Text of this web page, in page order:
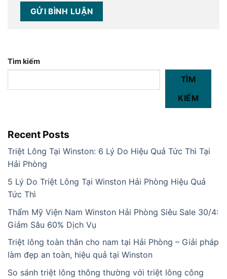
Tìm kiếm
TÌM
KIẾM
Recent Posts
Triệt Lông Tại Winston: 6 Lý Do Hiệu Quả Tức Thì Tại
Hải Phòng
5 Lý Do Triệt Lông Tại Winston Hải Phòng Hiệu Quả
Tức Thì
Thẩm Mỹ Viện Nam Winston Hải Phòng Siêu Sale 30/4:
Giảm Sâu 60% Dịch Vụ
Triệt lông toàn thân cho nam tại Hải Phòng – Giải pháp
làm đẹp an toàn, hiệu quả tại Winston
So sánh triệt lông thông thường với triệt lông công